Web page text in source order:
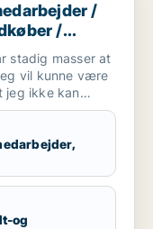
/
/
stadig masser at
vil kunne være
jeg ikke kan
bleg for at
kun inde for en
og